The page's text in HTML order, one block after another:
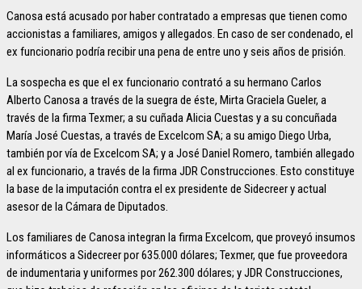
Canosa está acusado por haber contratado a empresas que tienen como
accionistas a familiares, amigos y allegados. En caso de ser condenado, el
ex funcionario podría recibir una pena de entre uno y seis años de prisión.
La sospecha es que el ex funcionario contrató a su hermano Carlos
Alberto Canosa a través de la suegra de éste, Mirta Graciela Gueler, a
través de la firma Texmer; a su cuñada Alicia Cuestas y a su concuñada
María José Cuestas, a través de Excelcom SA; a su amigo Diego Urba,
también por vía de Excelcom SA; y a José Daniel Romero, también allegado
al ex funcionario, a través de la firma JDR Construcciones. Esto constituye
la base de la imputación contra el ex presidente de Sidecreer y actual
asesor de la Cámara de Diputados.
Los familiares de Canosa integran la firma Excelcom, que proveyó insumos
informáticos a Sidecreer por 635.000 dólares; Texmer, que fue proveedora
de indumentaria y uniformes por 262.300 dólares; y JDR Construcciones,